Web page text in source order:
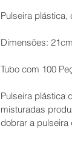
Pulseira plástica,
Dimensões:
Tubo com 100
Pulseira plástica
misturadas
dobrar a pulseira